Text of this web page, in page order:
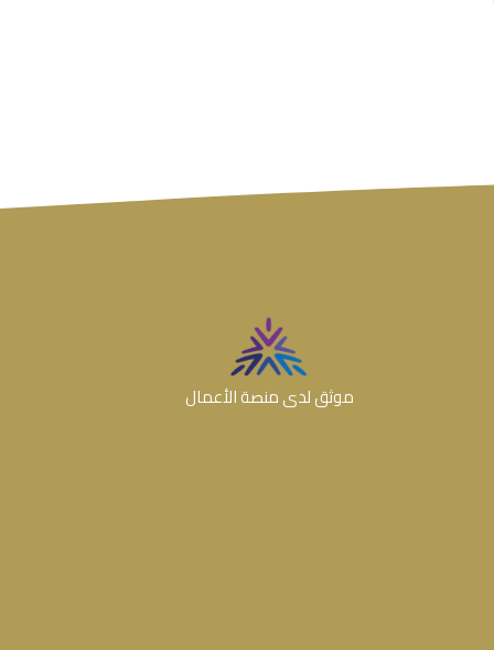
موثق لدى منصة الأعمال